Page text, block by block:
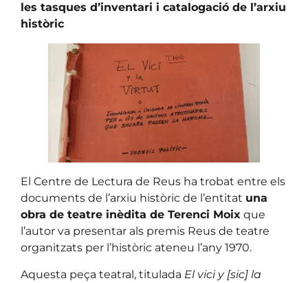
les tasques d’inventari i catalogació de l’arxiu
històric
El Centre de Lectura de Reus ha trobat entre els
documents de l’arxiu històric de l’entitat una
obra de teatre inèdita de Terenci Moix que
l’autor va presentar als premis Reus de teatre
organitzats per l’històric ateneu l’any 1970.
Aquesta peça teatral, titulada El vici y [sic] la